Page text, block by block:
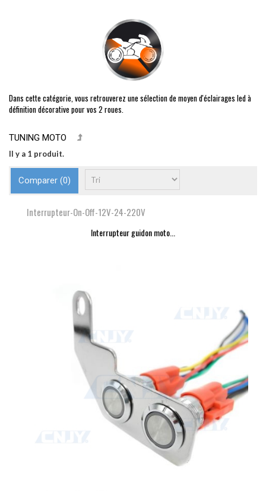
Dans cette catégorie, vous retrouverez une sélection de moyen d'éclairages led à
définition décorative pour vos 2 roues.
TUNING MOTO
Il y a 1 produit.
Comparer (0)
Interrupteur-On-Off-12V-24-220V
Interrupteur guidon moto...